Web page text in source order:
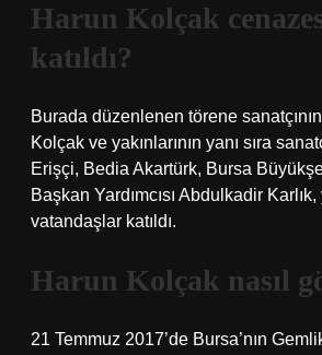
Harun Kolçak
katıldı?
Burada düzenlenen törene
Kolçak ve yakınlarının yanı sıra
Erişçi, Bedia Akartürk, Bursa
Başkan Yardımcısı Abdulkadir Karlık,
vatandaşlar katıldı.
Harun Kolçak nasıl
21 Temmuz 2017’de Bursa’nın